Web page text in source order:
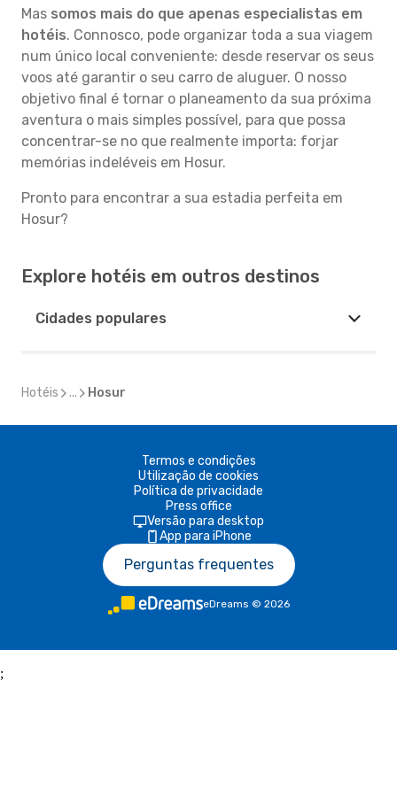
Mas somos mais do que apenas especialistas em
hotéis. Connosco, pode organizar toda a sua viagem
num único local conveniente: desde reservar os seus
voos até garantir o seu carro de aluguer. O nosso
objetivo final é tornar o planeamento da sua próxima
aventura o mais simples possível, para que possa
concentrar-se no que realmente importa: forjar
memórias indeléveis em Hosur.
Pronto para encontrar a sua estadia perfeita em
Hosur?
Explore hotéis em outros destinos
Cidades populares
Hotéis ... Hosur
Termos e condições
Utilização de cookies
Política de privacidade
Press office
Versão para desktop
App para iPhone
Perguntas frequentes
eDreams © 2026
;